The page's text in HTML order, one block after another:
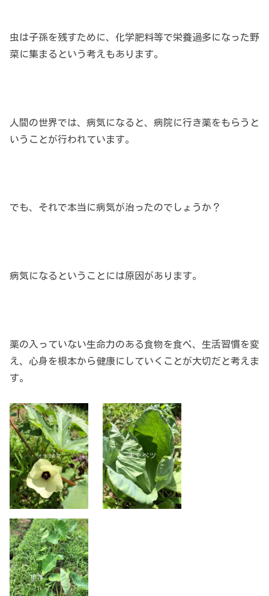
虫は子孫を残すために、化学肥料等で栄養過多になった野
菜に集まるという考えもあります。
人間の世界では、病気になると、病院に行き薬をもらうと
いうことが行われています。
でも、それで本当に病気が治ったのでしょうか？
病気になるということには原因があります。
薬の入っていない生命力のある食物を食べ、生活習慣を変
え、心身を根本から健康にしていくことが大切だと考えま
す。